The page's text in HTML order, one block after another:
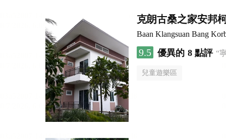
克朗古桑之家安邦
Baan Klangsuan Bang
9.5 優異的 8 點評 “
兒童遊樂區